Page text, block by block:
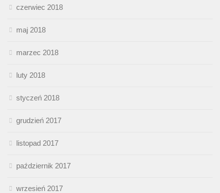
czerwiec 2018
maj 2018
marzec 2018
luty 2018
styczeń 2018
grudzień 2017
listopad 2017
październik 2017
wrzesień 2017